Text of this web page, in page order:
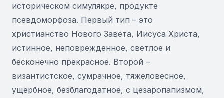
историческом симулякре, продукте
псевдоморфоза. Первый тип – это
христианство Нового Завета, Иисуса Христа,
истинное, неповрежденное, светлое и
бесконечно прекрасное. Второй –
византистское, сумрачное, тяжеловесное,
ущербное, безблагодатное, с цезаропапизмом,